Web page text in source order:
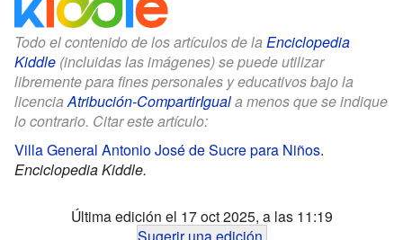
Todo el contenido de los artículos de la Enciclopedia
Kiddle (incluidas las imágenes) se puede utilizar
libremente para fines personales y educativos bajo la
licenciaAtribución-CompartirIguala menos que se indique
lo contrario. Citar este artículo:
Villa General Antonio José de Sucre para Niños.
Enciclopedia Kiddle.
Última edición el 17 oct 2025, a las 11:19
Sugerir una edición